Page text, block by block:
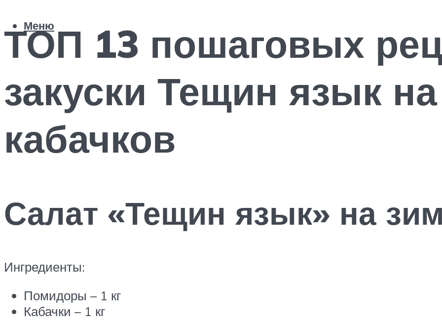
Меню
ТОП 13 пошаговых
закуски Тещин язык
кабачков
Салат «Тещин язык» на
Ингредиенты:
Помидоры – 1 кг
Кабачки – 1 кг